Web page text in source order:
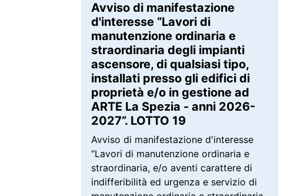
Avviso di manifestazione
d'interesse “Lavori di
manutenzione ordinaria e
straordinaria degli impianti
ascensore, di qualsiasi tipo,
installati presso gli edifici di
proprietà e/o in gestione ad
ARTE La Spezia - anni 2026-
2027”. LOTTO 19
Avviso di manifestazione d'interesse
“Lavori di manutenzione ordinaria e
straordinaria, e/o aventi carattere di
indifferibilità ed urgenza e servizio di